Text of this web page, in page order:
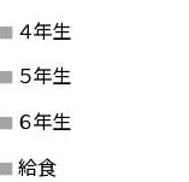
４年生
５年生
６年生
給食